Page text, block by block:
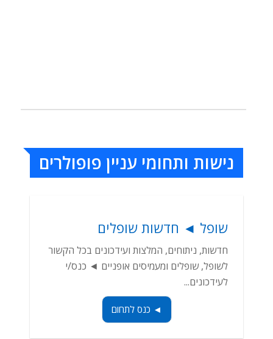
נישות ותחומי עניין פופולרים
שופל ◄ חדשות שופלים
חדשות, ניתוחים, המלצות ועידכונים בכל הקשור
לשופל, שופלים ומעמיסים אופניים ◄ כנס/י
לעידכונים...
◄ כנס לתחום